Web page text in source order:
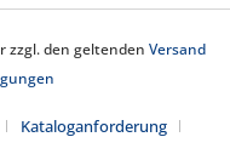
zzgl. den geltenden Versand
Kataloganforderung